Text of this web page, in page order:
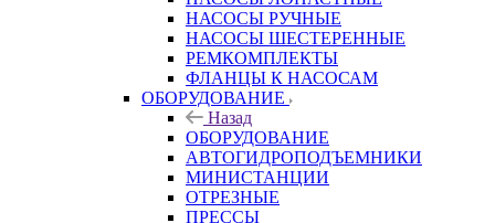
НАСОСЫ РУЧНЫЕ
НАСОСЫ ШЕСТЕРЕННЫЕ
РЕМКОМПЛЕКТЫ
ФЛАНЦЫ К НАСОСАМ
ОБОРУДОВАНИЕ
Назад
ОБОРУДОВАНИЕ
АВТОГИДРОПОДЪЕМНИКИ
МИНИСТАНЦИИ
ОТРЕЗНЫЕ
ПРЕССЫ